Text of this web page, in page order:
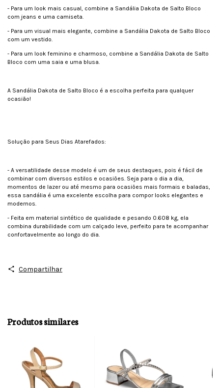
- Para um look mais casual, combine a Sandália Dakota de Salto Bloco
com jeans e uma camiseta.
- Para um visual mais elegante, combine a Sandália Dakota de Salto Bloco
com um vestido.
- Para um look feminino e charmoso, combine a Sandália Dakota de Salto
Bloco com uma saia e uma blusa.
A Sandália Dakota de Salto Bloco é a escolha perfeita para qualquer
ocasião!
Solução para Seus Dias Atarefados:
- A versatilidade desse modelo é um de seus destaques, pois é fácil de
combinar com diversos estilos e ocasiões. Seja para o dia a dia,
momentos de lazer ou até mesmo para ocasiões mais formais e baladas,
essa sandália é uma excelente escolha para compor looks elegantes e
modernos.
- Feita em material sintético de qualidade e pesando 0.608 kg, ela
combina durabilidade com um calçado leve, perfeito para te acompanhar
confortavelmente ao longo do dia.
Compartilhar
Produtos similares